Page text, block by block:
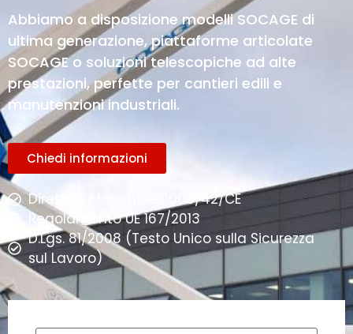
Abbiamo a disposizione modelli SOCAGE di
ultima generazione, piattaforme articolate
SOCAGE o soluzioni telescopiche ad alte
prestazioni, perfette per cantieri edili e
manutenzioni industriali.
Chiedi informazioni
Direttiva Macchine 2006/42/CE
Regolamento UE 167/2013
D.Lgs. 81/2008 (Testo Unico sulla Sicurezza
sul Lavoro)